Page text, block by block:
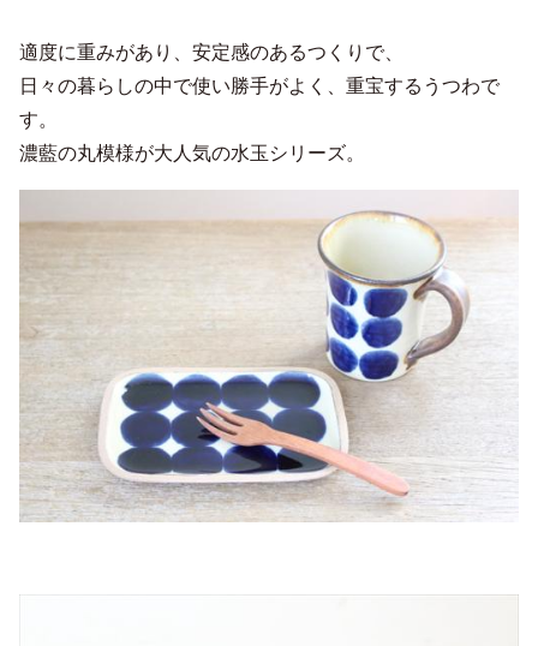
適度に重みがあり、安定感のあるつくりで、
日々の暮らしの中で使い勝手がよく、重宝するうつわで
す。
濃藍の丸模様が大人気の水玉シリーズ。